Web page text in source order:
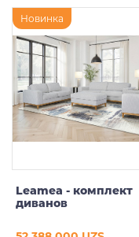
Новинка
Leamea - комплект
диванов